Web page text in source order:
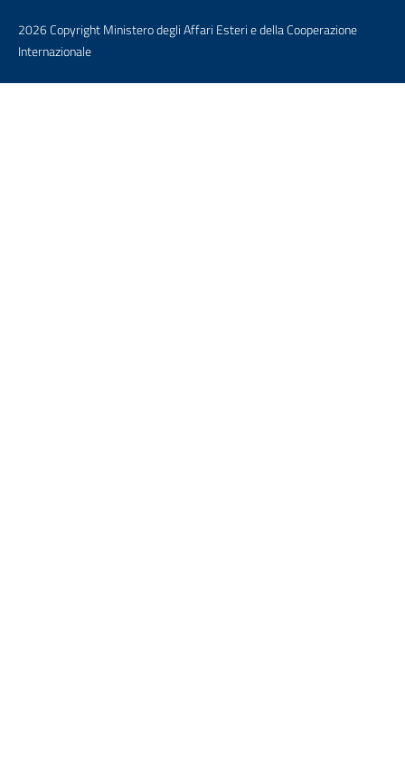
2026 Copyright Ministero degli Affari Esteri e della Cooperazione
Internazionale